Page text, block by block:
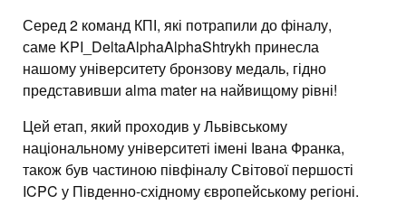
Серед 2 команд КПІ, які потрапили до фіналу,
саме KPI_DeltaAlphaAlphaShtrykh принесла
нашому університету бронзову медаль, гідно
представивши alma mater на найвищому рівні!
Цей етап, який проходив у Львівському
національному університеті імені Івана Франка,
також був частиною півфіналу Світової першості
ICPC у Південно-східному європейському регіоні.